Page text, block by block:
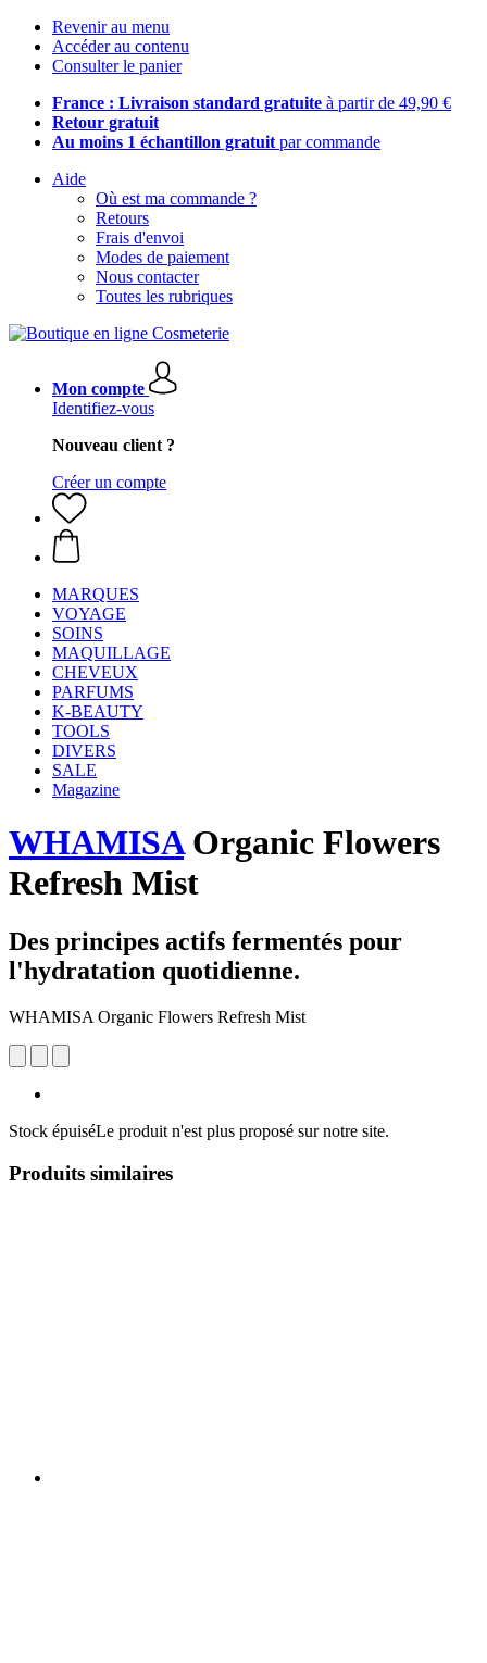
Revenir au menu
Accéder au contenu
Consulter le panier
France : Livraison standard gratuite à partir de 49,90 €
Retour gratuit
Au moins 1 échantillon gratuit par commande
Aide
Où est ma commande ?
Retours
Frais d'envoi
Modes de paiement
Nous contacter
Toutes les rubriques
Mon compte
Identifiez-vous
Nouveau client ?
Créer un compte
MARQUES
VOYAGE
SOINS
MAQUILLAGE
CHEVEUX
PARFUMS
K-BEAUTY
TOOLS
DIVERS
SALE
Magazine
WHAMISAOrganic Flowers
Refresh Mist
Des principes actifs fermentés pour
l'hydratation quotidienne.
WHAMISA Organic Flowers Refresh Mist
Stock épuiséLe produit n'est plus proposé sur notre site.
Produits similaires